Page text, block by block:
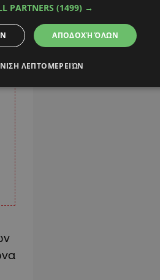
PARTNERS (1499) →
ΑΠΟΔΟΧΉ ΌΛΩΝ
ΛΕΠΤΟΜΕΡΕΙΏΝ